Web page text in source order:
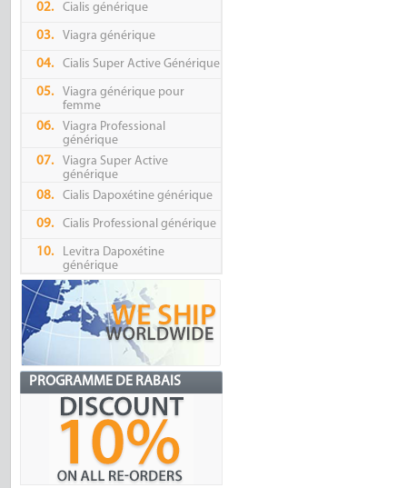
02. Cialis générique
03. Viagra générique
04. Cialis Super Active Générique
05.
Viagra générique pour
femme
06.
Viagra Professional
générique
07.
Viagra Super Active
générique
08.
Cialis Dapoxétine générique
09. Cialis Professional générique
10.
Levitra Dapoxétine
générique
PROGRAMME DE RABAIS